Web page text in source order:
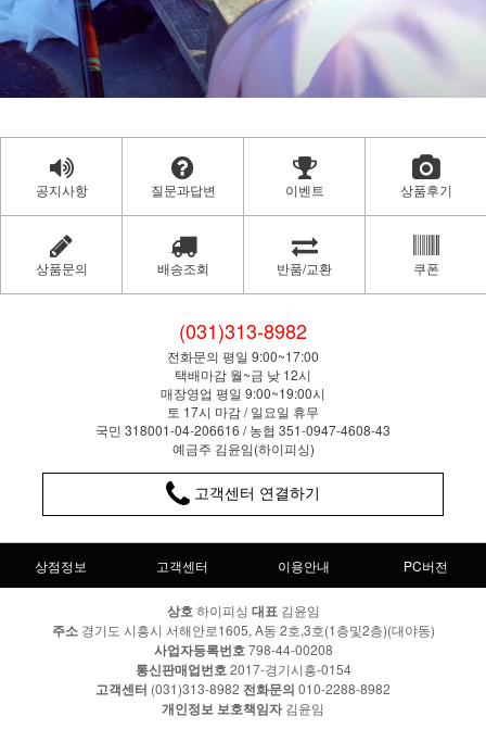
공지사항 질문과답변 이벤트 상품후기
상품문의 배송조회 반품/교환 쿠폰
(031)313-8982
전화문의 평일 9:00~17:00
택배마감 월~금 낮 12시
매장영업 평일 9:00~19:00시
토 17시 마감 / 일요일 휴무
국민 318001-04-206616 / 농협 351-0947-4608-43
예금주 김윤임(하이피싱)
고객센터 연결하기
상점정보 고객센터 이용안내 PC버전
상호 하이피싱 대표 김윤임
주소경기도 시흥시 서해안로1605, A동 2호,3호(1층및2층)(대야동)
사업자등록번호 798-44-00208
통신판매업번호 2017-경기시흥-0154
고객센터 (031)313-8982 전화문의 010-2288-8982
개인정보 보호책임자김윤임